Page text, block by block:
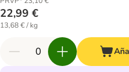
22,99 €
13,68 € / kg